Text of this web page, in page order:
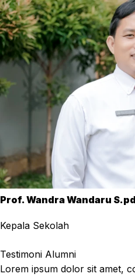
Prof. Wandra Wandaru S.pd
Kepala Sekolah
Testimoni Alumni
Lorem ipsum dolor sit amet,